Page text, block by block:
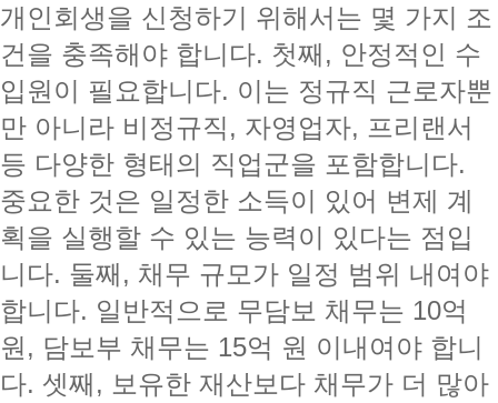
개인회생을 신청하기 위해서는 몇 가지 조
건을 충족해야 합니다. 첫째, 안정적인 수
입원이 필요합니다. 이는 정규직 근로자뿐
만 아니라 비정규직, 자영업자, 프리랜서
등 다양한 형태의 직업군을 포함합니다.
중요한 것은 일정한 소득이 있어 변제 계
획을 실행할 수 있는 능력이 있다는 점입
니다. 둘째, 채무 규모가 일정 범위 내여야
합니다. 일반적으로 무담보 채무는 10억
원, 담보부 채무는 15억 원 이내여야 합니
다. 셋째, 보유한 재산보다 채무가 더 많아